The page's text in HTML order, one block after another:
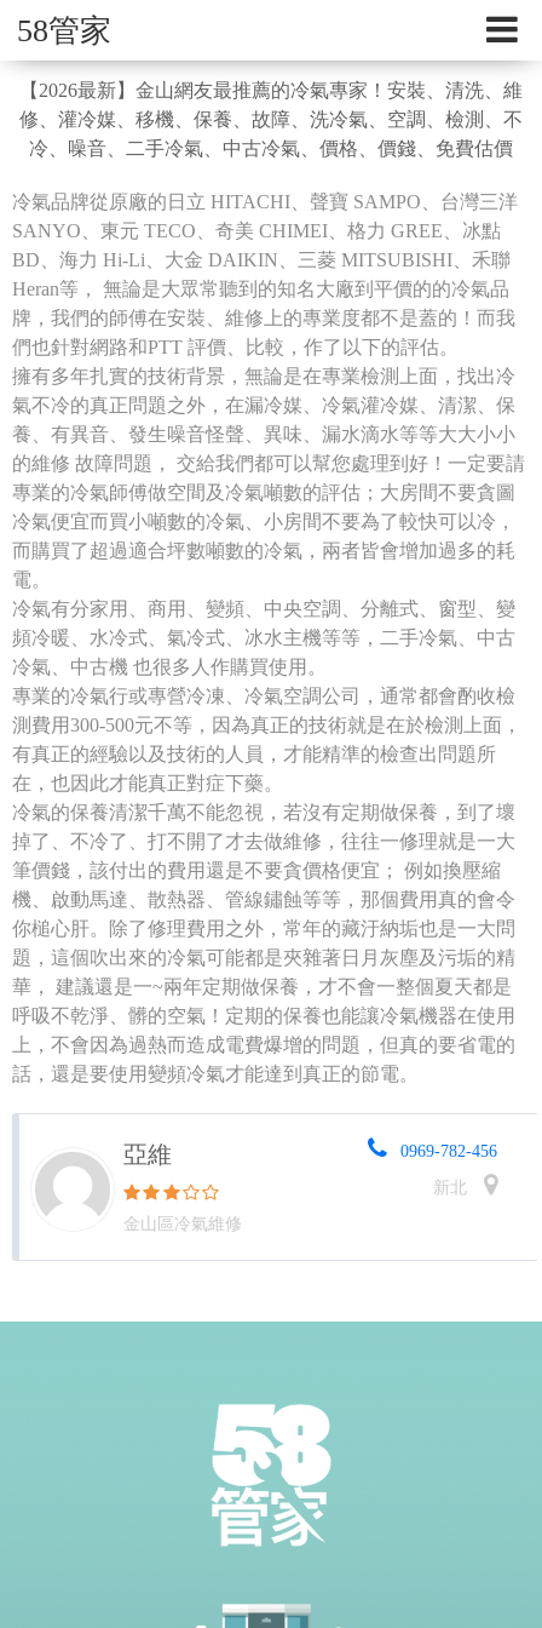
58管家
【2026最新】金山網友最推薦的冷氣專家！安裝、清洗、維
修、灌冷媒、移機、保養、故障、洗冷氣、空調、檢測、不
冷、噪音、二手冷氣、中古冷氣、價格、價錢、免費估價
冷氣品牌從原廠的日立 HITACHI、聲寶 SAMPO、台灣三洋
SANYO、東元 TECO、奇美 CHIMEI、格力 GREE、冰點
BD、海力 Hi-Li、大金 DAIKIN、三菱 MITSUBISHI、禾聯
Heran等， 無論是大眾常聽到的知名大廠到平價的的冷氣品
牌，我們的師傅在安裝、維修上的專業度都不是蓋的！而我
們也針對網路和PTT 評價、比較，作了以下的評估。
擁有多年扎實的技術背景，無論是在專業檢測上面，找出冷
氣不冷的真正問題之外，在漏冷媒、冷氣灌冷媒、清潔、保
養、有異音、發生噪音怪聲、異味、漏水滴水等等大大小小
的維修 故障問題， 交給我們都可以幫您處理到好！一定要請
專業的冷氣師傅做空間及冷氣噸數的評估；大房間不要貪圖
冷氣便宜而買小噸數的冷氣、小房間不要為了較快可以冷，
而購買了超過適合坪數噸數的冷氣，兩者皆會增加過多的耗
電。
冷氣有分家用、商用、變頻、中央空調、分離式、窗型、變
頻冷暖、水冷式、氣冷式、冰水主機等等，二手冷氣、中古
冷氣、中古機 也很多人作購買使用。
專業的冷氣行或專營冷凍、冷氣空調公司，通常都會酌收檢
測費用300-500元不等，因為真正的技術就是在於檢測上面，
有真正的經驗以及技術的人員，才能精準的檢查出問題所
在，也因此才能真正對症下藥。
冷氣的保養清潔千萬不能忽視，若沒有定期做保養，到了壞
掉了、不冷了、打不開了才去做維修，往往一修理就是一大
筆價錢，該付出的費用還是不要貪價格便宜； 例如換壓縮
機、啟動馬達、散熱器、管線鏽蝕等等，那個費用真的會令
你槌心肝。除了修理費用之外，常年的藏汙納垢也是一大問
題，這個吹出來的冷氣可能都是夾雜著日月灰塵及污垢的精
華， 建議還是一~兩年定期做保養，才不會一整個夏天都是
呼吸不乾淨、髒的空氣！定期的保養也能讓冷氣機器在使用
上，不會因為過熱而造成電費爆增的問題，但真的要省電的
話，還是要使用變頻冷氣才能達到真正的節電。
亞維
金山區冷氣維修
0969-782-456
新北